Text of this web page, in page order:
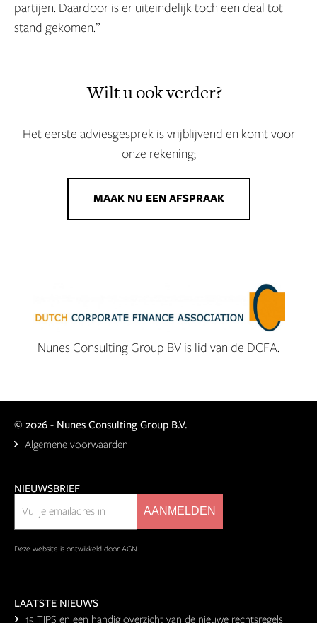
partijen. Daardoor is er uiteindelijk toch een deal tot
stand gekomen.”
Wilt u ook verder?
Het eerste adviesgesprek is vrijblijvend en komt voor
onze rekening;
MAAK NU EEN AFSPRAAK
Nunes Consulting Group BV is lid van de DCFA.
© 2026 - Nunes Consulting Group B.V.
Algemene voorwaarden
NIEUWSBRIEF
Deze website is ontwikkeld door AGN
LAATSTE NIEUWS
15 TIPS en een handig overzicht van de nieuwe rechtsregels